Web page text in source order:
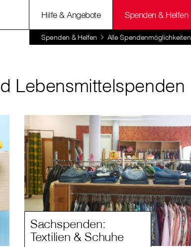
Hilfe & Angebote Spenden & Helfen
Spenden & Helfen Alle Spendenmöglichkeiten
Lebensmittelspenden
Sachspenden:
Textilien & Schuhe